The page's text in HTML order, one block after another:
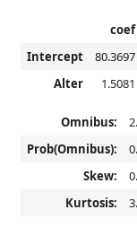
coef
Intercept
80.3697
Alter
1.5081
Omnibus:
Prob(Omnibus):
Skew:
Kurtosis: